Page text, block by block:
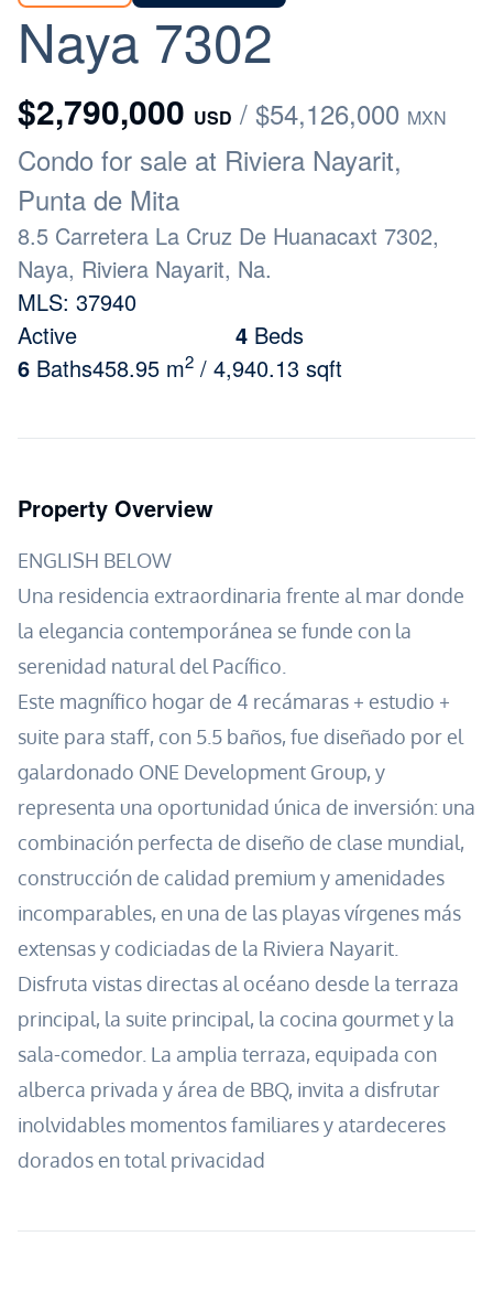
Naya 7302
$2,790,000 USD / $54,126,000 MXN
Condo for sale at Riviera Nayarit,
Punta de Mita
8.5 Carretera La Cruz De Huanacaxt 7302,
Naya, Riviera Nayarit, Na.
MLS: 37940
Active
4 Beds
6 Baths458.95 m2 / 4,940.13 sqft
Property Overview
ENGLISH BELOW
Una residencia extraordinaria frente al mar donde
la elegancia contemporánea se funde con la
serenidad natural del Pacífico.
Este magnífico hogar de 4 recámaras + estudio +
suite para staff, con 5.5 baños, fue diseñado por el
galardonado ONE Development Group, y
representa una oportunidad única de inversión: una
combinación perfecta de diseño de clase mundial,
construcción de calidad premium y amenidades
incomparables, en una de las playas vírgenes más
extensas y codiciadas de la Riviera Nayarit.
Disfruta vistas directas al océano desde la terraza
principal, la suite principal, la cocina gourmet y la
sala-comedor. La amplia terraza, equipada con
alberca privada y área de BBQ, invita a disfrutar
inolvidables momentos familiares y atardeceres
dorados en total privacidad